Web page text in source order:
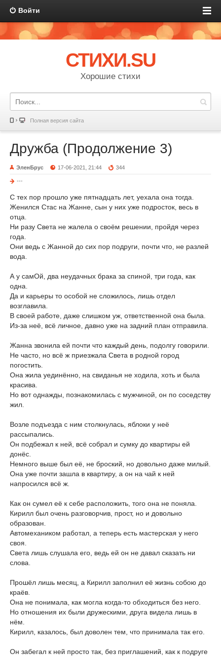
Войти
СТИХИ.SU
Хорошие стихи
Полная версия сайта
Дружба (Продолжение 3)
ЭленБрус 17-06-2021, 21:44 344
---
С тех пор прошло уже пятнадцать лет, уехала она тогда.
Женился Стас на Жанне, сын у них уже подросток, весь в
отца.
Ни разу Света не жалела о своём решении, пройдя через
года.
Они ведь с Жанной до сих пор подруги, почти что, не разлей
вода.
А у самОй, два неудачных брака за спиной, три года, как
одна.
Да и карьеры то особой не сложилось, лишь отдел
возглавила.
В своей работе, даже слишком уж, ответственной она была.
Из-за неё, всё личное, давно уже на задний план отправила.
Жанна звонила ей почти что каждый день, подолгу говорили.
Не часто, но всё ж приезжала Света в родной город
погостить.
Она жила уединённо, на свиданья не ходила, хоть и была
красива.
Но вот однажды, познакомилась с мужчиной, он по соседству
жил.
Возле подъезда с ним столкнулась, яблоки у неё
рассыпались.
Он подбежал к ней, всё собрал и сумку до квартиры ей
донёс.
Немного выше был её, не броский, но довольно даже милый.
Она уже почти зашла в квартиру, а он на чай к ней
напросился всё ж.
Как он сумел её к себе расположить, того она не поняла.
Кирилл был очень разговорчив, прост, но и довольно
образован.
Автомехаником работал, а теперь есть мастерская у него
своя.
Света лишь слушала его, ведь ей он не давал сказать ни
слова.
Прошёл лишь месяц, а Кирилл заполнил её жизнь собою до
краёв.
Она не понимала, как могла когда-то обходиться без него.
Но отношения их были дружескими, друга видела лишь в
нём.
Кирилл, казалось, был доволен тем, что принимала так его.
Он забегал к ней просто так, без приглашений, как к подруге